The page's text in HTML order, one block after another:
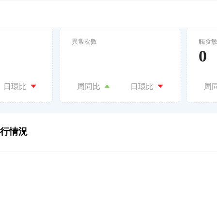
日環比
異常次數
周同比 日環比
觸發
0
周
情況